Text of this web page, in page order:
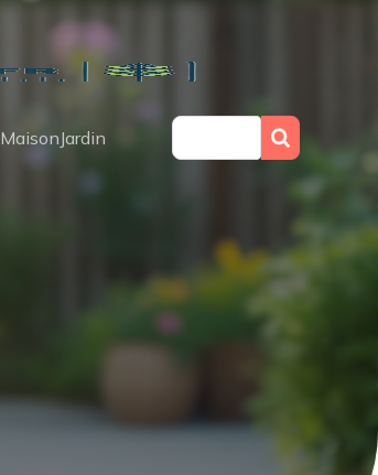
MaisonJardin